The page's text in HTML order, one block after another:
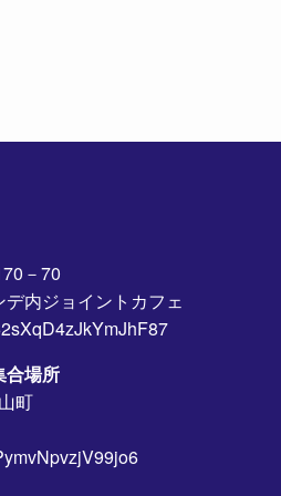
－70
内ジョイントカフェ
場所
町